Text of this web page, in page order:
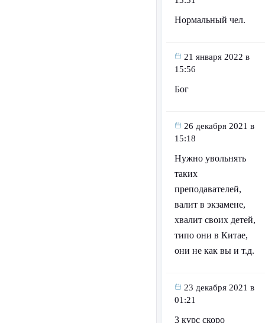
Нормальный чел.
21 января 2022 в
15:56
Бог
26 декабря 2021 в
15:18
Нужно увольнять
таких
преподавателей,
валит в экзамене,
хвалит своих детей,
типо они в Китае,
они не как вы и т.д.
23 декабря 2021 в
01:21
3 курс скоро